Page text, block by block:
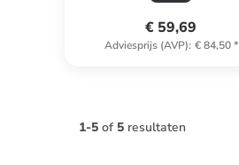
€ 59,69
Adviesprijs (AVP): € 84,50*
1-5 of 5 resultaten